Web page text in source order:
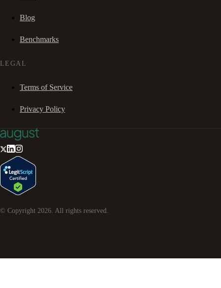
Blog
Benchmarks
LEGAL
Terms of Service
Privacy Policy
© Copyright 2026 . All rights reserved.